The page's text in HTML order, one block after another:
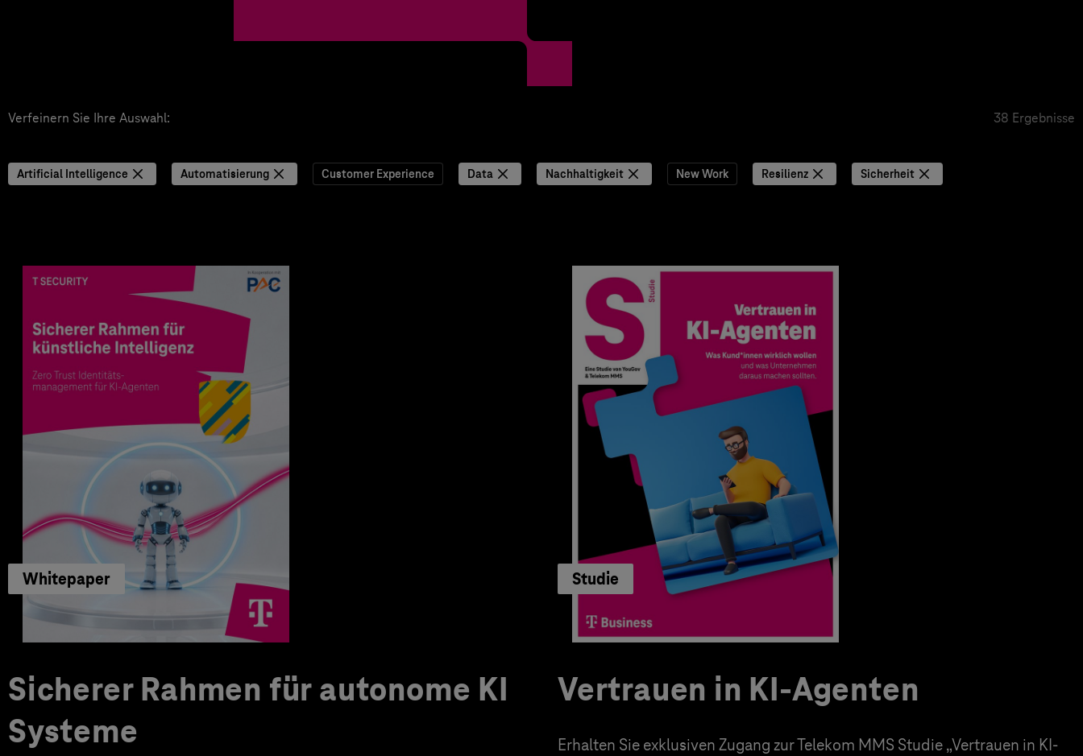
Verfeinern Sie Ihre Auswahl: 38 Ergebnisse
Artificial Intelligence Automatisierung Customer Experience Data Nachhaltigkeit New Work Resilienz Sicherheit
Whitepaper
Sicherer Rahmen für autonome KI
Systeme
Studie
Vertrauen in KI-Agenten
Erhalten Sie exklusiven Zugang zur Telekom MMS Studie „Vertrauen in KI-